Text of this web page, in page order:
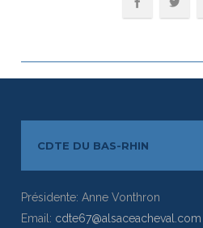
CDTE DU BAS-RHIN
Présidente: Anne Vonthron
Email: cdte67@alsaceacheval.com